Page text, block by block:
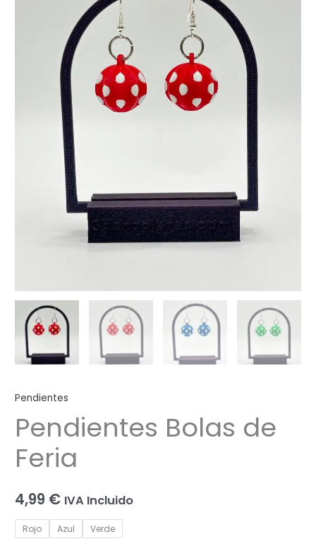
Pendientes
Pendientes Bolas de
Feria
4,99 € IVA Incluido
Rojo Azul Verde